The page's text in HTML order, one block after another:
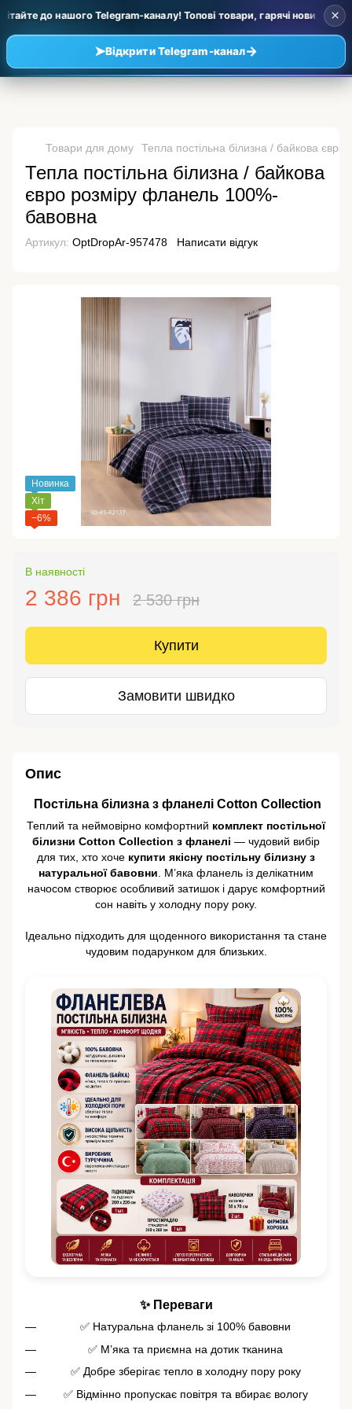
до нашого Telegram-каналу! Топові товари, гарячі новинки та
➤Відкрити Telegram-канал→
×
Товари для дому Тепла постільна білизна / байкова
Тепла постільна білизна / байкова
євро розміру фланель 100%-
бавовна
Артикул: OptDropAr-957478 Написати відгук
Новинка
Хіт
−6%
В наявності
2 386 грн 2 530 грн
Купити
Замовити швидко
Опис
️ Постільна білизна з фланелі Cotton Collection
Теплий та неймовірно комфортний комплект постільної
білизни Cotton Collection з фланелі — чудовий вибір
для тих, хто хоче купити якісну постільну білизну з
натуральної бавовни . М’яка фланель із делікатним
начосом створює особливий затишок і дарує комфортний
сон навіть у холодну пору року.
Ідеально підходить для щоденного використання та стане
чудовим подарунком для близьких.
✨ Переваги
✅ Натуральна фланель зі 100% бавовни
✅ М’яка та приємна на дотик тканина
✅ Добре зберігає тепло в холодну пору року
✅ Відмінно пропускає повітря та вбирає вологу